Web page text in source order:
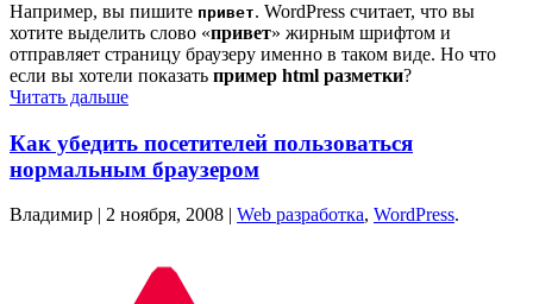
Например, вы пишите привет. WordPress считает, что вы
хотите выделить слово «привет» жирным шрифтом и
отправляет страницу браузеру именно в таком виде. Но что
если вы хотели показать пример html разметки?
Читать дальше
Как убедить посетителей пользоваться
нормальным браузером
Владимир | 2 ноября, 2008 Web разработка, WordPress.